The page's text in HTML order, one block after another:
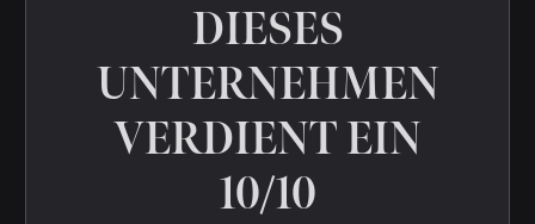
DIESES
UNTERNEHMEN
VERDIENT EIN
10/10